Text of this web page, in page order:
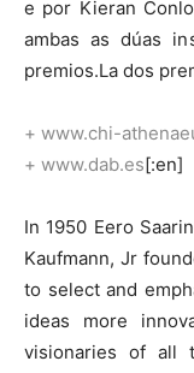
e por Kieran
ambas as dúas
premios.La dos
+ www.chi-
+ www.dab.es[:en]
In 1950 Eero
Kaufmann, Jr
to select and
ideas more
visionaries of all